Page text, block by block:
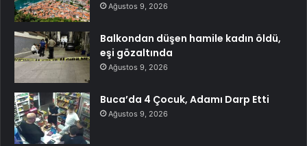
Ağustos 9, 2026
Balkondan düşen hamile kadın öldü,
eşi gözaltında
Ağustos 9, 2026
Buca’da 4 Çocuk, Adamı Darp Etti
Ağustos 9, 2026